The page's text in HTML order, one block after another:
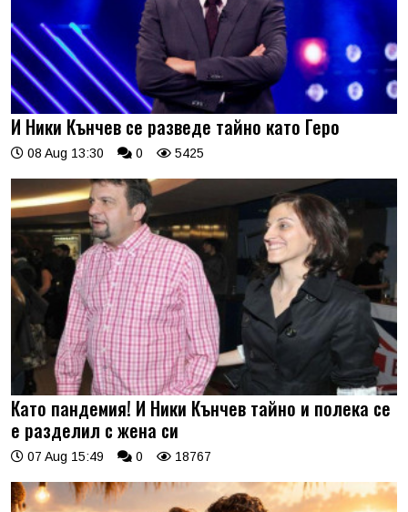
И Ники Кънчев се разведе тайно като Геро
08 Aug 13:30 0 5425
Като пандемия! И Ники Кънчев тайно и полека се
е разделил с жена си
07 Aug 15:49 0 18767